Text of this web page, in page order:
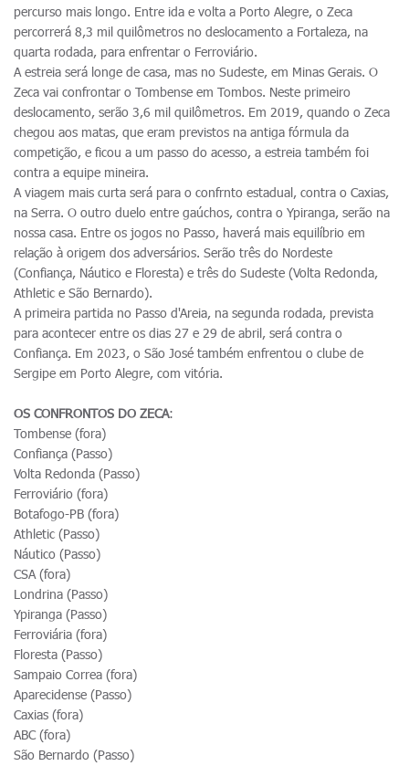
percurso mais longo. Entre ida e volta a Porto Alegre, o Zeca
percorrerá 8,3 mil quilômetros no deslocamento a Fortaleza, na
quarta rodada, para enfrentar o Ferroviário.
A estreia será longe de casa, mas no Sudeste, em Minas Gerais. O
Zeca vai confrontar o Tombense em Tombos. Neste primeiro
deslocamento, serão 3,6 mil quilômetros. Em 2019, quando o Zeca
chegou aos matas, que eram previstos na antiga fórmula da
competição, e ficou a um passo do acesso, a estreia também foi
contra a equipe mineira.
A viagem mais curta será para o confrnto estadual, contra o Caxias,
na Serra. O outro duelo entre gaúchos, contra o Ypiranga, serão na
nossa casa. Entre os jogos no Passo, haverá mais equilíbrio em
relação à origem dos adversários. Serão três do Nordeste
(Confiança, Náutico e Floresta) e três do Sudeste (Volta Redonda,
Athletic e São Bernardo).
A primeira partida no Passo d'Areia, na segunda rodada, prevista
para acontecer entre os dias 27 e 29 de abril, será contra o
Confiança. Em 2023, o São José também enfrentou o clube de
Sergipe em Porto Alegre, com vitória.
OS CONFRONTOS DO ZECA:
Tombense (fora)
Confiança (Passo)
Volta Redonda (Passo)
Ferroviário (fora)
Botafogo-PB (fora)
Athletic (Passo)
Náutico (Passo)
CSA (fora)
Londrina (Passo)
Ypiranga (Passo)
Ferroviária (fora)
Floresta (Passo)
Sampaio Correa (fora)
Aparecidense (Passo)
Caxias (fora)
ABC (fora)
São Bernardo (Passo)